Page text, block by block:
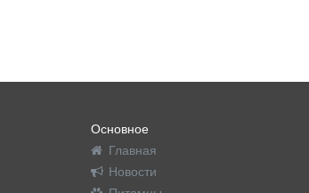
Основное
Главная
Новости